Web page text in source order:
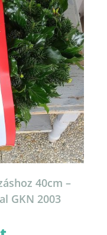
40cm –
GKN 2003